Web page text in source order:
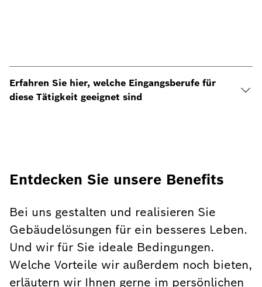
Erfahren Sie hier, welche Eingangsberufe für
diese Tätigkeit geeignet sind
Entdecken Sie unsere Benefits
Bei uns gestalten und realisieren Sie
Gebäudelösungen für ein besseres Leben.
Und wir für Sie ideale Bedingungen.
Welche Vorteile wir außerdem noch bieten,
erläutern wir Ihnen gerne im persönlichen